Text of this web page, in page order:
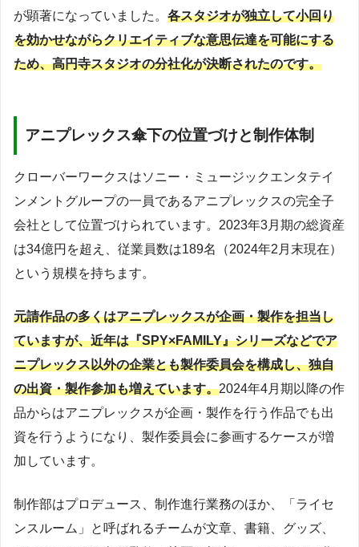
が顕著になっていました。 各スタジオが独立して小回り
を効かせながらクリエイティブな意思伝達を可能にする
ため、高円寺スタジオの分社化が決断されたのです。
アニプレックス傘下の位置づけと制作体制
クローバーワークスはソニー・ミュージックエンタテイ
ンメントグループの一員であるアニプレックスの完全子
会社として位置づけられています。2023年3月期の総資産
は34億円を超え、従業員数は189名（2024年2月末現在）
という規模を持ちます。
元請作品の多くはアニプレックスが企画・製作を担当し
ていますが、近年は『SPY×FAMILY』シリーズなどでア
ニプレックス以外の企業とも製作委員会を構成し、独自
の出資・製作参加も増えています。2024年4月期以降の作
品からはアニプレックスが企画・製作を行う作品でも出
資を行うようになり、製作委員会に参画するケースが増
加しています。
制作部はプロデュース、制作進行業務のほか、「ライセ
ンスルーム」と呼ばれるチームが文章、書籍、グッズ、